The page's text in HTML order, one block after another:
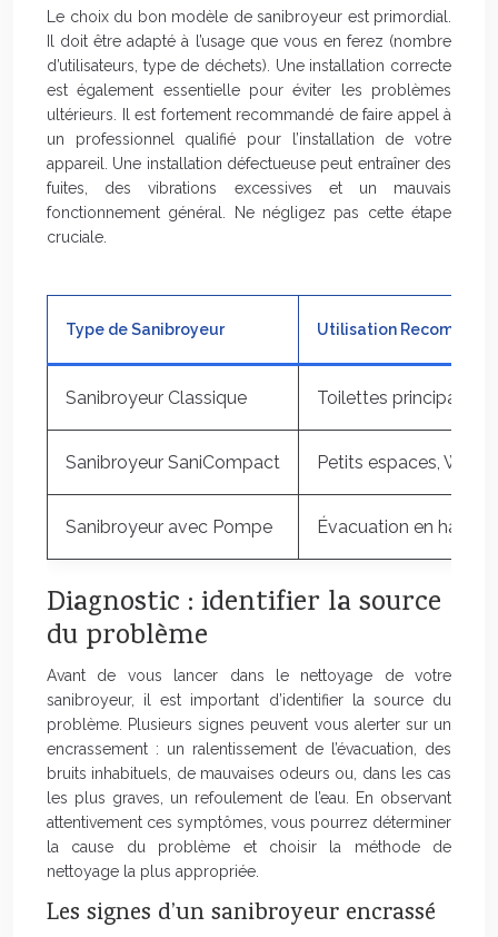
Le choix du bon modèle de sanibroyeur est primordial.
Il doit être adapté à l’usage que vous en ferez (nombre
d’utilisateurs, type de déchets). Une installation correcte
est également essentielle pour éviter les problèmes
ultérieurs. Il est fortement recommandé de faire appel à
un professionnel qualifié pour l’installation de votre
appareil. Une installation défectueuse peut entraîner des
fuites, des vibrations excessives et un mauvais
fonctionnement général. Ne négligez pas cette étape
cruciale.
Type de Sanibroyeur Utilisation
Sanibroyeur Classique Toilettes principales,
Sanibroyeur SaniCompact Petits espaces, WC
Sanibroyeur avec Pompe Évacuation en
Diagnostic : identifier la source
du problème
Avant de vous lancer dans le nettoyage de votre
sanibroyeur, il est important d’identifier la source du
problème. Plusieurs signes peuvent vous alerter sur un
encrassement : un ralentissement de l’évacuation, des
bruits inhabituels, de mauvaises odeurs ou, dans les cas
les plus graves, un refoulement de l’eau. En observant
attentivement ces symptômes, vous pourrez déterminer
la cause du problème et choisir la méthode de
nettoyage la plus appropriée.
Les signes d’un sanibroyeur encrassé